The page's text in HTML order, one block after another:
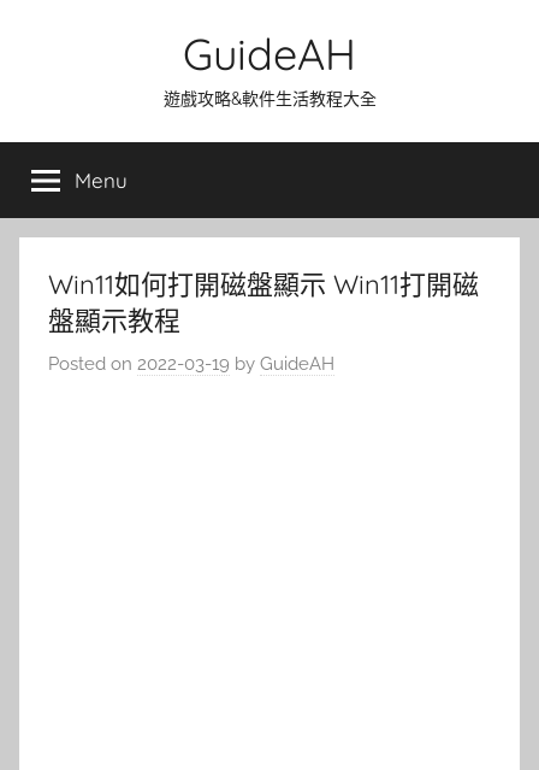
GuideAH
遊戲攻略&軟件生活教程大全
Menu
Win11如何打開磁盤顯示 Win11打開磁
盤顯示教程
Posted on 2022-03-19 by GuideAH